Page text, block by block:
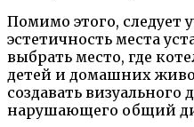
Помимо этого, следует
эстетичность места
выбрать место, где
детей и домашних
создавать визуального
нарушающего общий